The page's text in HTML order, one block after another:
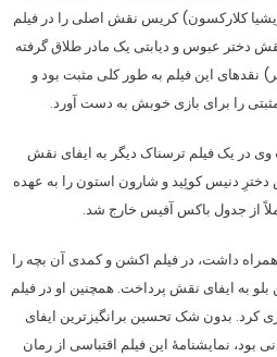
کلارکسون) کریس نقش اصلی را در فیلم
دختر عبوس و دیابتی یک مادر طلاق گرفته
نقدهای این فیلم به طور کلی مثبت بود و
را برای بازی خوبش به دست آورد.
در یک فیلم ترسناک دیگر به ایفای نقش
دخترِ دنیس کوئِید و شارون استون را به عهده
از جدول باکس آفیس خارج شد.
داشت، در فیلم اکشن و کمدی آن بچه را
به ایفای نقش پرداخت. همچنین او در فیلم
کرد. بدون شک تحسین برانگیزترین ایفای
بود، نمایشنامهٔ این فیلم اقتباسی از رمان